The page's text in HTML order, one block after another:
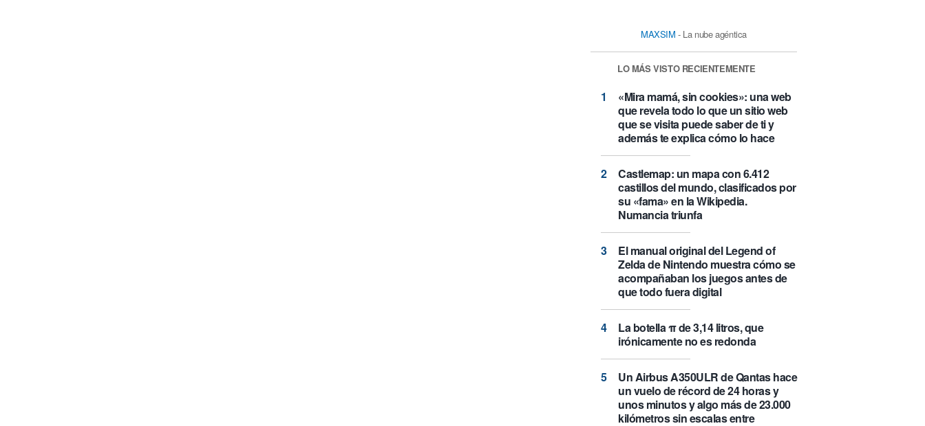
MAXSIM - La nube agéntica
LO MÁS VISTO RECIENTEMENTE
«Mira mamá, sin cookies»: una web
que revela todo lo que un sitio web
que se visita puede saber de ti y
además te explica cómo lo hace
Castlemap: un mapa con 6.412
castillos del mundo, clasificados por
su «fama» en la Wikipedia.
Numancia triunfa
El manual original del Legend of
Zelda de Nintendo muestra cómo se
acompañaban los juegos antes de
que todo fuera digital
La botella π de 3,14 litros, que
irónicamente no es redonda
Un Airbus A350ULR de Qantas hace
un vuelo de récord de 24 horas y
unos minutos y algo más de 23.000
kilómetros sin escalas entre